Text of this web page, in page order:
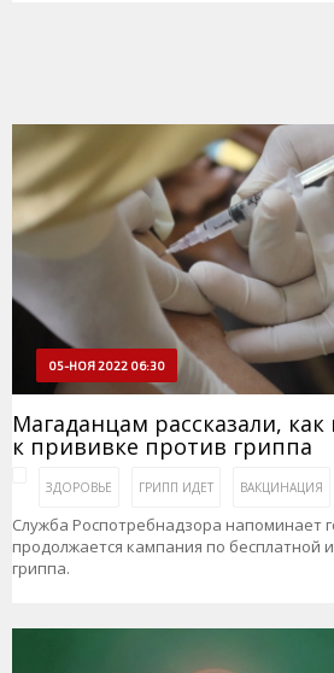
05-НОЯ 2022 06:30
Магаданцам рассказали, как
к прививке против гриппа
ЗДОРОВЬЕ ГРИПП ИДЕТ ВАКЦИНАЦИЯ
Служба Роспотребнадзора напоминает
продолжается кампания по бесплатной
гриппа.